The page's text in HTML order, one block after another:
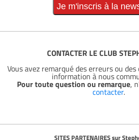
CONTACTER LE CLUB
Vous avez remarqué des erreurs ou
information à nous
Pour toute question ou remarque,
contacter.
SITES PARTENAIRES sur